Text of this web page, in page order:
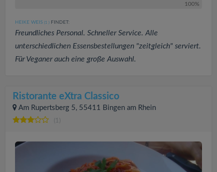
100%
HEIKE WEIS (1 ) FINDET:
Freundliches Personal. Schneller Service. Alle
unterschiedlichen Essensbestellungen "zeitgleich" serviert.
Für Veganer auch eine große Auswahl.
Ristorante eXtra Classico
Am Rupertsberg 5, 55411 Bingen am Rhein
(1)